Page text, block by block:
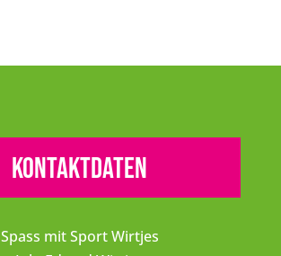
Kontaktdaten
Spass mit Sport Wirtjes